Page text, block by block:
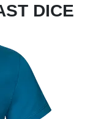
DICE